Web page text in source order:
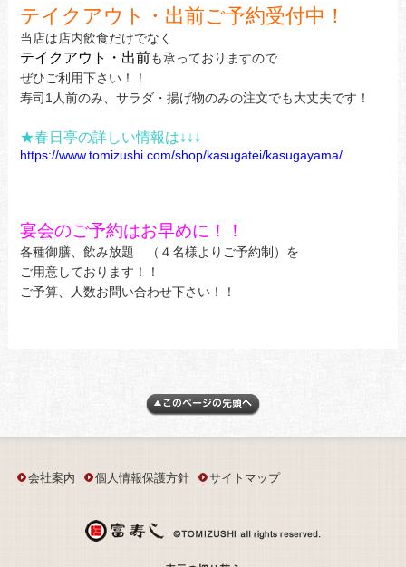
テイクアウト・出前ご予約受付中！
当店は店内飲食だけでなく
テイクアウト・出前も承っておりますので
ぜひご利用下さい！！
寿司1人前のみ、サラダ・揚げ物のみの注文でも大丈夫です！
★春日亭の詳しい情報は↓↓↓
https://www.tomizushi.com/shop/kasugatei/kasugayama/
宴会のご予約はお早めに！！
各種御膳、飲み放題 （４名様よりご予約制）を
ご用意しております！！
ご予算、人数お問い合わせ下さい！！
会社案内 個人情報保護方針 サイトマップ